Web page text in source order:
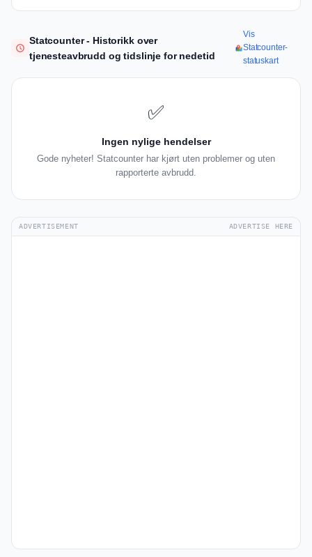
Statcounter - Historikk over
tjenesteavbrudd og tidslinje for nedetid
Vis
Statcounter-
statuskart
✅
Ingen nylige hendelser
Gode nyheter! Statcounter har kjørt uten problemer og uten
rapporterte avbrudd.
ADVERTISEMENT ADVERTISE HERE